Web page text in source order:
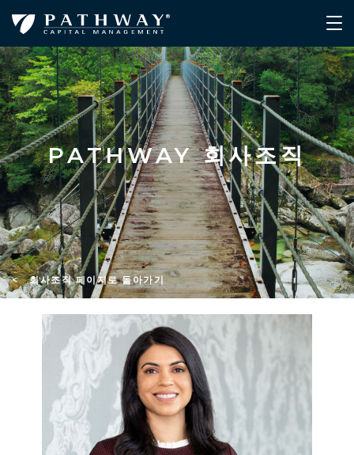
PATHWAY 회사조직
< 회사조직 페이지로 돌아가기